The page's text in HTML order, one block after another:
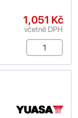
1,051 Kč
včetně DPH